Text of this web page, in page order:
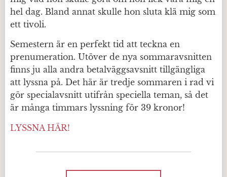
hel dag. Bland annat skulle hon sluta klä mig som
ett tivoli.
Semestern är en perfekt tid att teckna en
prenumeration. Utöver de nya sommaravsnitten
finns ju alla andra betalväggsavsnitt tillgängliga
att lyssna på. Det här är tredje sommaren i rad vi
gör specialavsnitt utifrån speciella teman, så det
är många timmars lyssning för 39 kronor!
LYSSNA HÄR!